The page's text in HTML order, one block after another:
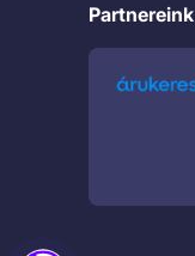
Partnereink